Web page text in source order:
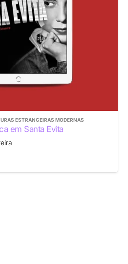
ESTRANGEIRAS MODERNAS
em Santa Evita